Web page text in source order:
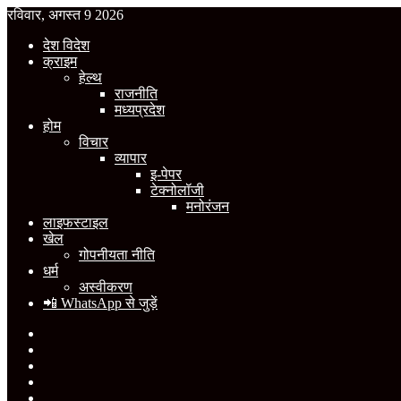
रविवार, अगस्त 9 2026
देश विदेश
क्राइम
हेल्थ
राजनीति
मध्यप्रदेश
होम
विचार
व्यापार
इ-पेपर
टेक्नोलॉजी
मनोरंजन
लाइफस्टाइल
खेल
गोपनीयता नीति
धर्म
अस्वीकरण
📲 WhatsApp से जुड़ें